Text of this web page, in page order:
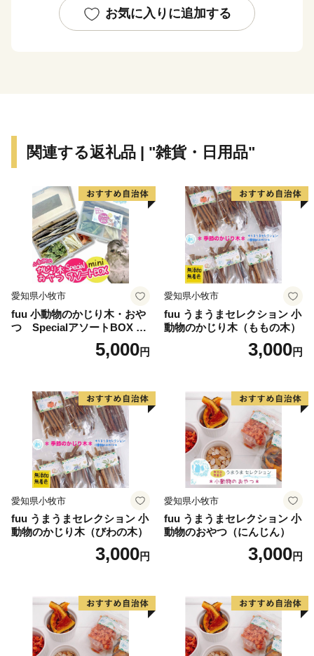
いいとこ白山「白山市」をよろしくお願いいたします。
の国内版である日本ジオパークが合せて４４箇所（２０
ながら上手くつなぎ合わせて活用し、持続可能な発展に
チャレンジしています。
白山市は、市の全域が『白山手取川ジオパーク』とし
て日本ジオパークに認定されています。白山手取川ジオ
パークでは、白山から手取川、日本海へ至る中で繰り返
される「水の旅・石の旅」をキーワードに、火山や化
石、峡谷や扇状地など大地の成り立ちを、自然と人との
関わりの中で学び、楽しむことができます。
進活動に取り組んでいきますので、応援いただきますよ
・白山手取川ジオパークの詳しい情報はこちらから
⇒http://hakusan-geo.main.jp
お気に入りに追加する
関連する返礼品 | "雑貨・日用品"
愛知県小牧市
fuu 小動物のかじり木・おや
つ SpecialアソートBOX mi
5,000円
愛知県小牧市
fuu うまうまセレクション 小
動物のかじり木（ももの木）
3,000円
愛知県小牧市
fuu うまうまセレクション 小
動物のかじり木（びわの木）
3,000円
愛知県小牧市
fuu うまうまセレクション 小
動物のおやつ（にんじん）
3,000円